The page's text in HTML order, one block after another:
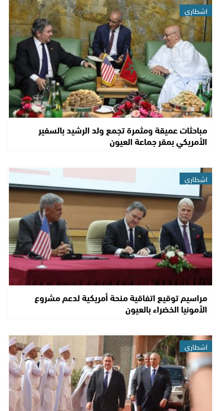
اشطاري
مباحثات عميقة ومثمرة تجمع ولد الرشيد بالسفير
الأمريكي بمقر جماعة العيون
اشطاري
مراسيم توقيع اتفاقية منحة أمريكية لدعم مشروع
الأمونيا الخضراء بالعيون
اشطاري